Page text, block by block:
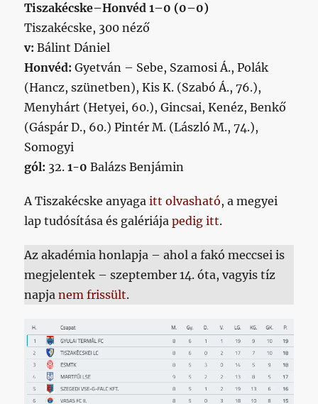
Tiszakécske–Honvéd 1–0 (0–0)
Tiszakécske, 300 néző
v: Bálint Dániel
Honvéd: Gyetván – Sebe, Szamosi Á., Polák
(Hancz, szünetben), Kis K. (Szabó Á., 76.),
Menyhárt (Hetyei, 60.), Gincsai, Kenéz, Benkő
(Gáspár D., 60.) Pintér M. (László M., 74.),
Somogyi
gól: 32.1-0 Balázs Benjámin
A Tiszakécske anyagaitt olvasható, a megyei
lap tudósítása és galériájapedig itt.
Az akadémia honlapja – ahol a fakó meccsei is
megjelentek – szeptember 14. óta, vagyis tíz
napjanem frissült.